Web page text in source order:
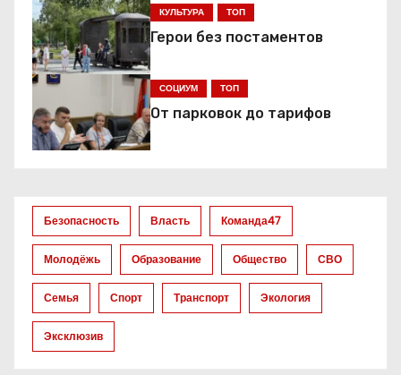
ц
и
я
п
з
а
п
и
с
КУЛЬТУРА ТОП
Герои без постаментов
СОЦИУМ ТОП
От парковок до тарифов
Безопасность Власть Команда47
Молодёжь Образование Общество СВО
Семья Спорт Транспорт Экология
Эксклюзив